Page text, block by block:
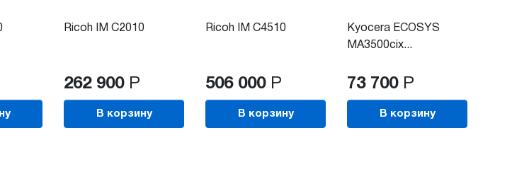
Ricoh IM C2010
262 900 Р
В корзину
Ricoh IM C4510
506 000 Р
В корзину
Kyocera ECOSYS
MA3500cix...
73 700 Р
В корзину